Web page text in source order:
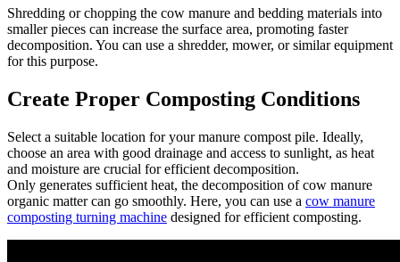
Shredding or chopping the cow manure and bedding materials into
smaller pieces can increase the surface area, promoting faster
decomposition. You can use a shredder, mower, or similar equipment
for this purpose.
Create Proper Composting Conditions
Select a suitable location for your manure compost pile. Ideally,
choose an area with good drainage and access to sunlight, as heat
and moisture are crucial for efficient decomposition.
Only generates sufficient heat, the decomposition of cow manure
organic matter can go smoothly. Here, you can use a cow manure
composting turning machine designed for efficient composting.